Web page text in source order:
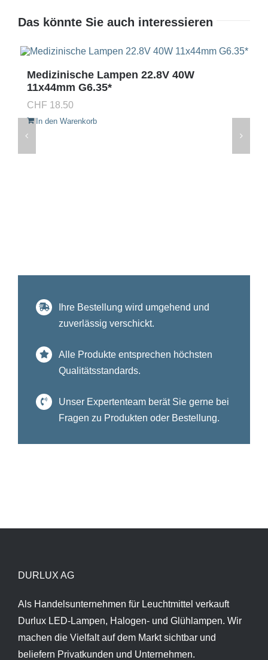
Das könnte Sie auch interessieren
Medizinische Lampen 22.8V 40W
11x44mm G6.35*
CHF 18.50
In den Warenkorb
Ihre Bestellung wird umgehend und
zuverlässig verschickt.
Alle Produkte entsprechen höchsten
Qualitätsstandards.
Unser Expertenteam berät Sie gerne bei
Fragen zu Produkten oder Bestellung.
DURLUX AG
Als Handelsunternehmen für Leuchtmittel verkauft
Durlux LED-Lampen, Halogen- und Glühlampen. Wir
machen die Vielfalt auf dem Markt sichtbar und
beliefern Privatkunden und Unternehmen.